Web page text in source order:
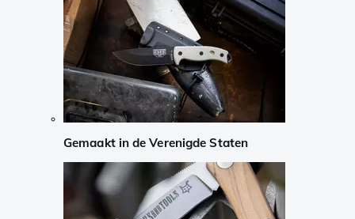
Gemaakt in de Verenigde Staten